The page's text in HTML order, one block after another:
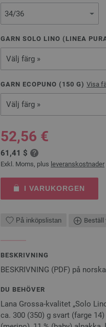
GARN SOLO LINO (LINEA
Välj färg »
GARN ECOPUNO ( 150 G) Visa
Välj färg »
52,56 €
61,41 $
Exkl. Moms, plus leveranskostnader
I VARUKORGEN
På inköpslistan Beställ
BESKRIVNING
BESKRIVNING (PDF) på
DU BEHÖVER
Lana Grossa-kvalitet „Solo
ca. 300 (350) g svart (farge